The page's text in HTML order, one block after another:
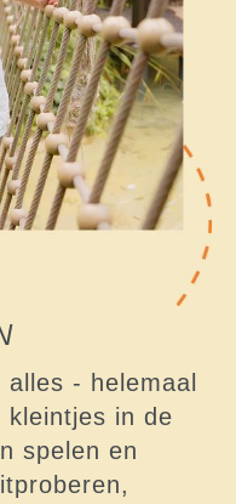
- helemaal
kleintjes in de
spelen en